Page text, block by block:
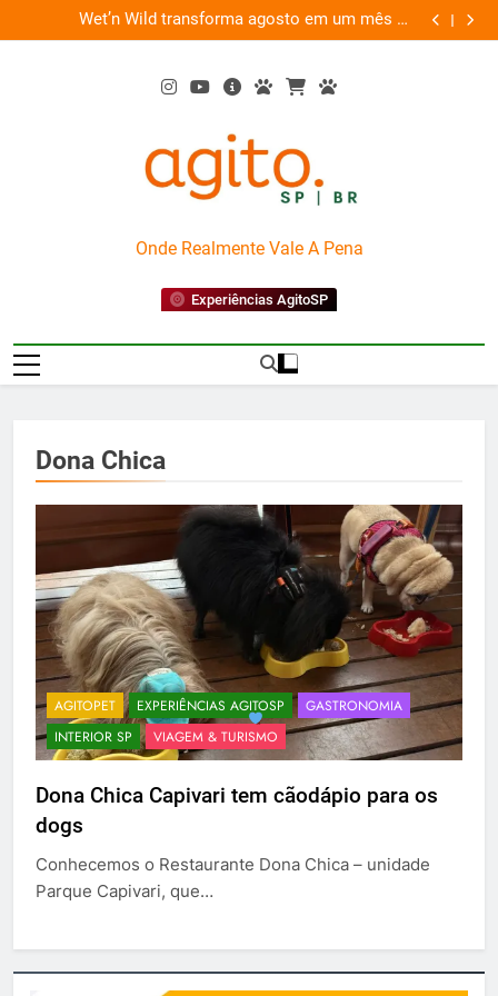
to
Wet’n Wild transforma agosto em um mês de
diversão e conexão
“Led
AgitoSP
Onde Realmente Vale A Pena
Experiências AgitoSP
Dona Chica
AGITOPET EXPERIÊNCIAS AGITOSP
GASTRONOMIA
INTERIOR SP
VIAGEM & TURISMO
Dona Chica Capivari tem cãodápio para os
dogs
Conhecemos o Restaurante Dona Chica – unidade
Parque Capivari, que…